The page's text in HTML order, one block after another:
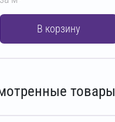
В корзину
товары